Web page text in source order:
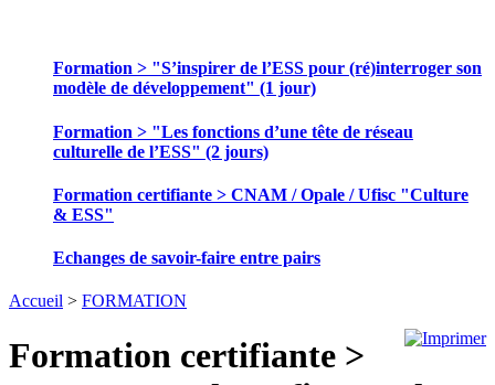
Formation > "S’inspirer de l’ESS pour (ré)interroger son
modèle de développement" (1 jour)
Formation > "Les fonctions d’une tête de réseau
culturelle de l’ESS" (2 jours)
Formation certifiante > CNAM / Opale / Ufisc "Culture
& ESS"
Echanges de savoir-faire entre pairs
Accueil > FORMATION
Formation certifiante >